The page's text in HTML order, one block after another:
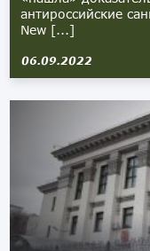
антироссийские
New [...]
06.09.2022